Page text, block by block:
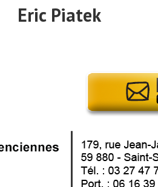
Eric Piatek